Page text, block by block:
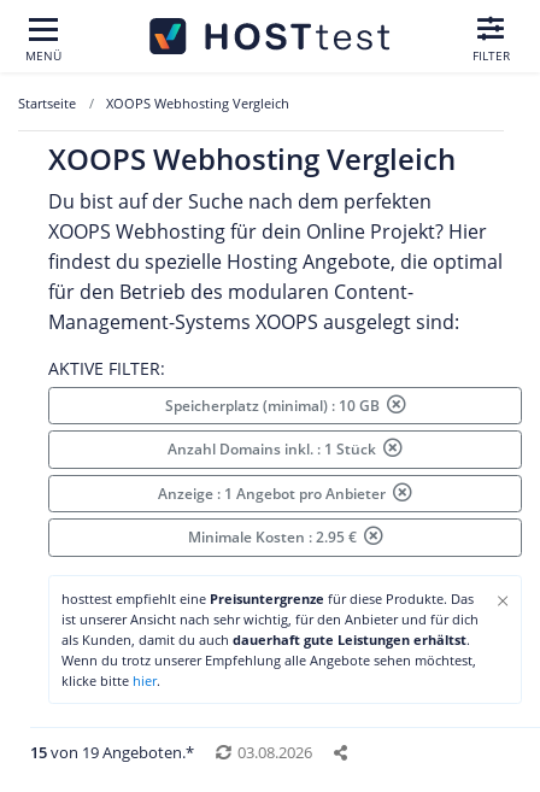
MENÜ FILTER
Startseite XOOPS Webhosting Vergleich
XOOPS Webhosting Vergleich
Du bist auf der Suche nach dem perfekten
XOOPS Webhosting für dein Online Projekt? Hier
findest du spezielle Hosting Angebote, die optimal
für den Betrieb des modularen Content-
Management-Systems XOOPS ausgelegt sind:
AKTIVE FILTER:
Speicherplatz (minimal) : 10 GB
Anzahl Domains inkl. : 1 Stück
Anzeige : 1 Angebot pro Anbieter
Minimale Kosten : 2.95 €
×
hosttest empfiehlt eine Preisuntergrenze für diese Produkte. Das
ist unserer Ansicht nach sehr wichtig, für den Anbieter und für dich
als Kunden, damit du auch dauerhaft gute Leistungen erhältst.
Wenn du trotz unserer Empfehlung alle Angebote sehen möchtest,
klicke bitte hier.
15von 19 Angeboten.* 03.08.2026